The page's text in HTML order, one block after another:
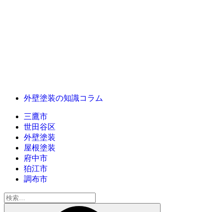
外壁塗装の知識コラム
三鷹市
世田谷区
外壁塗装
屋根塗装
府中市
狛江市
調布市
検
索: